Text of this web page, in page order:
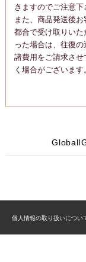
きますのでご注意下
また、商品発送後
都合で受け取りいた
った場合は、往復の
諸費用をご請求させ
く場合がございます
Global
個人情報の取り扱いについ